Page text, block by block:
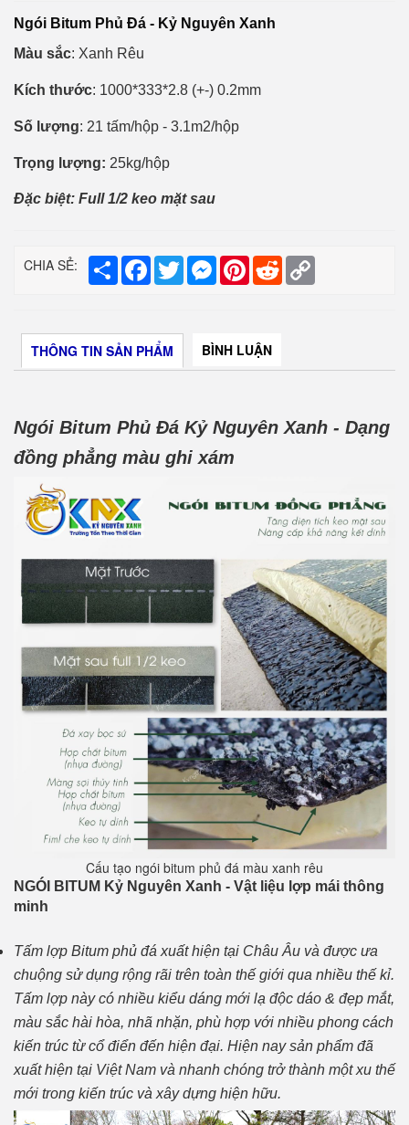
Ngói Bitum Phủ Đá - Kỷ Nguyên Xanh
Màu sắc: Xanh Rêu
Kích thước: 1000*333*2.8 (+-) 0.2mm
Số lượng: 21 tấm/hộp - 3.1m2/hộp
Trọng lượng: 25kg/hộp
Đặc biệt: Full 1/2 keo mặt sau
CHIA SẺ: Share FacebookTwitter Messenger
PinterestReddit
THÔNG TIN SẢN PHẨM BÌNH LUẬN
Ngói Bitum Phủ Đá Kỷ Nguyên Xanh - Dạng
đồng phẳng màu ghi xám
Cấu tạo ngói bitum phủ đá màu xanh rêu
NGÓI BITUM Kỷ Nguyên Xanh - Vật liệu lợp mái thông
minh
Tấm lợp Bitum phủ đá xuất hiện tại Châu Âu và được ưa
chuộng sử dụng rộng rãi trên toàn thế giới qua nhiều thế kỉ.
Tấm lợp này có nhiều kiểu dáng mới lạ độc dáo & đẹp mắt,
màu sắc hài hòa, nhã nhặn, phù hợp với nhiều phong cách
kiến trúc từ cổ điển đến hiện đại. Hiện nay sản phẩm đã
xuất hiện tại Việt Nam và nhanh chóng trở thành một xu thế
mới trong kiến trúc và xây dựng hiện hữu.